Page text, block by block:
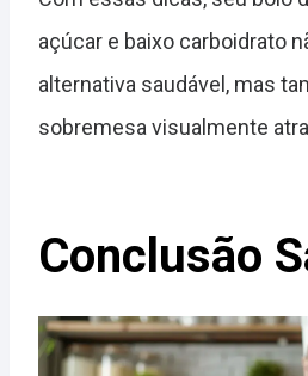
açúcar e baixo carboidrato
alternativa saudável, mas
sobremesa visualmente
Conclusão